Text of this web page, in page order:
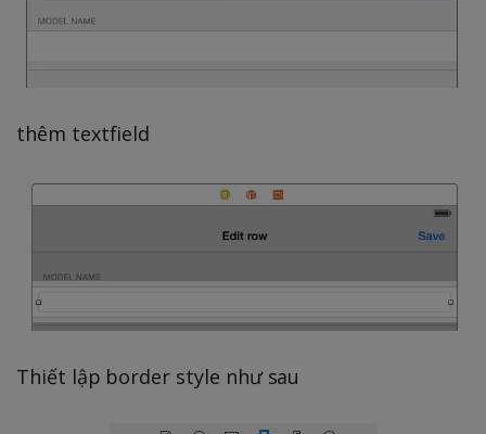
thêm textfield
Thiết lập border style như sau